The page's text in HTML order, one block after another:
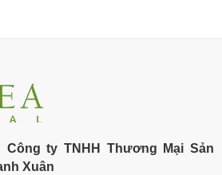
Công ty TNHH Thương Mại Sản
Xuân